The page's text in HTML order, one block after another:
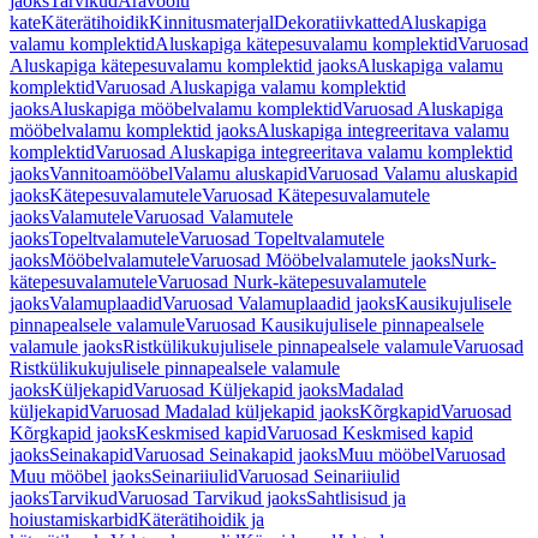
kateKäterätihoidikKinnitusmaterjalDekoratiivkattedAluskapiga
valamu komplektidAluskapiga kätepesuvalamu komplektidVaruosad
Aluskapiga kätepesuvalamu komplektid jaoksAluskapiga valamu
komplektidVaruosad Aluskapiga valamu komplektid
jaoksAluskapiga mööbelvalamu komplektidVaruosad Aluskapiga
mööbelvalamu komplektid jaoksAluskapiga integreeritava valamu
komplektidVaruosad Aluskapiga integreeritava valamu komplektid
jaoksVannitoamööbelValamu aluskapidVaruosad Valamu aluskapid
jaoksKätepesuvalamuteleVaruosad Kätepesuvalamutele
jaoksValamuteleVaruosad Valamutele
jaoksTopeltvalamuteleVaruosad Topeltvalamutele
jaoksMööbelvalamuteleVaruosad Mööbelvalamutele jaoksNurk-
kätepesuvalamuteleVaruosad Nurk-kätepesuvalamutele
jaoksValamuplaadidVaruosad Valamuplaadid jaoksKausikujulisele
pinnapealsele valamuleVaruosad Kausikujulisele pinnapealsele
valamule jaoksRistkülikukujulisele pinnapealsele valamuleVaruosad
Ristkülikukujulisele pinnapealsele valamule
jaoksKüljekapidVaruosad Küljekapid jaoksMadalad
küljekapidVaruosad Madalad küljekapid jaoksKõrgkapidVaruosad
Kõrgkapid jaoksKeskmised kapidVaruosad Keskmised kapid
jaoksSeinakapidVaruosad Seinakapid jaoksMuu mööbelVaruosad
Muu mööbel jaoksSeinariiulidVaruosad Seinariiulid
jaoksTarvikudVaruosad Tarvikud jaoksSahtlisisud ja
hoiustamiskarbidKäterätihoidik ja